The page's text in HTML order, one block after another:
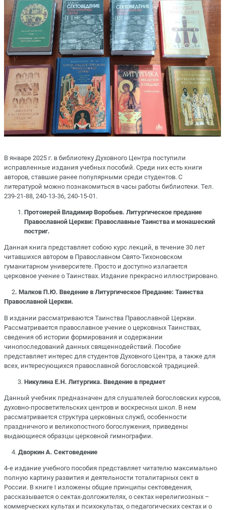
В январе 2025 г. в библиотеку Духовного Центра поступили
исправленные издания учебных пособий. Среди них есть книги
авторов, ставшие ранее популярными среди студентов. С
литературой можно познакомиться в часы работы библиотеки. Тел.
239-21-88, 240-13-36, 240-15-01.
Протоиерей Владимир Воробьев. Литургическое предание
Православной Церкви: Православные Таинства и монашеский
постриг.
Данная книга представляет собою курс лекций, в течение 30 лет
читавшихся автором в Православном Свято-Тихоновском
гуманитарном университете. Просто и доступно излагается
церковное учение о Таинствах. Издание прекрасно иллюстрировано.
2. Малков П.Ю. Введение в Литургическое Предание: Таинства
Православной Церкви.
В издании рассматриваются Таинства Православной Церкви.
Рассматривается православное учение о церковных Таинствах,
сведения об истории формирования и содержании
чинопоследований данных священнодействий. Пособие
представляет интерес для студентов Духовного Центра, а также для
всех, интересующихся православной богословской традицией.
Никулина Е.Н. Литургика. Введение в предмет
Данный учебник предназначен для слушателей богословских курсов,
духовно-просветительских центров и воскресных школ. В нем
рассматривается структура церковных служб, особенности
праздничного и великопостного богослужения, приведены
выдающиеся образцы церковной гимнографии.
4. Дворкин А. Сектоведение
4-е издание учебного пособия представляет читателю максимально
полную картину развития и деятельности тоталитарных сект в
России. В книге I изложены общие принципы сектоведения,
рассказывается о сектах-долгожителях, о сектах нерелигиозных –
коммерческих культах и психокультах, о педагогических сектах и о